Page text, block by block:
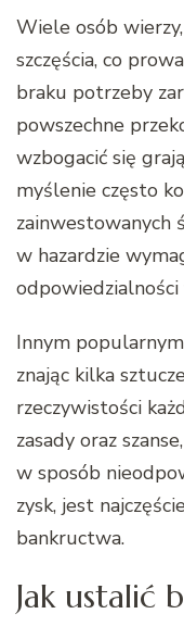
Wiele osób
szczęścia, co
braku potrzeby
powszechne
wzbogacić się
myślenie często
zainwestowanych
w hazardzie
Innym
znając kilka
rzeczywistości
zasady oraz
w sposób
zysk, jest
bankructwa.
Jak ustalić